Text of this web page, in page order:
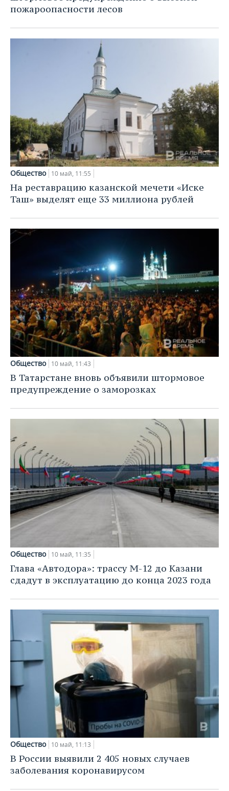
пожароопасности лесов
Общество 10 май, 11:55
На реставрацию казанской мечети «Иске
Таш» выделят еще 33 миллиона рублей
Общество 10 май, 11:43
В Татарстане вновь объявили штормовое
предупреждение о заморозках
Общество 10 май, 11:35
Глава «Автодора»: трассу М-12 до Казани
сдадут в эксплуатацию до конца 2023 года
Общество 10 май, 11:13
В России выявили 2 405 новых случаев
заболевания коронавирусом